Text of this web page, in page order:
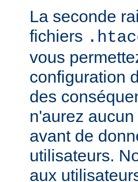
La seconde
fichiers
vous
configuration
des
n'aurez
avant de
utilisateurs.
aux